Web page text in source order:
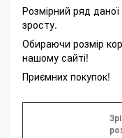
Розмірний ряд
зросту.
Обираючи розмір
нашому сайті!
Приємних покупок!